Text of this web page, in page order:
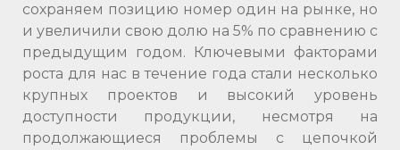
сохраняем позицию номер один на рынке, но
и увеличили свою долю на 5% по сравнению с
предыдущим годом. Ключевыми факторами
роста для нас в течение года стали несколько
крупных проектов и высокий уровень
доступности продукции, несмотря на
продолжающиеся проблемы с цепочкой